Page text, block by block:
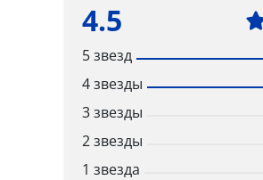
4.5
5 звезд
4 звезды
3 звезды
2 звезды
1 звезда